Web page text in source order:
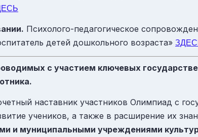
Психолого-педагогическое
детей дошкольного возраста»
с участием ключевых
наставник участников Олимпиад с
учеников, а также в расширение их
и муниципальными учреждениями